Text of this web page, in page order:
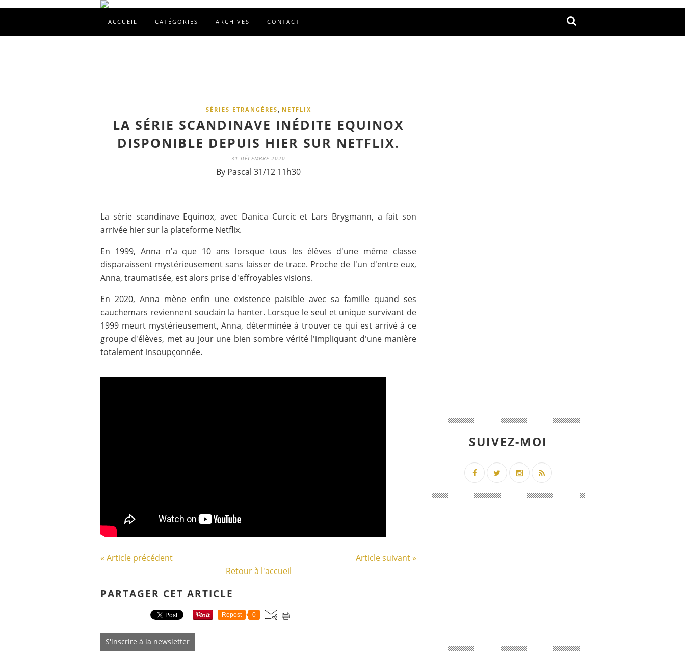
ACCUEIL CATÉGORIES ARCHIVES CONTACT
SÉRIES ETRANGÈRES , NETFLIX
LA SÉRIE SCANDINAVE INÉDITE EQUINOX
DISPONIBLE DEPUIS HIER SUR NETFLIX.
31 DÉCEMBRE 2020
By Pascal 31/12 11h30
La série scandinave Equinox, avec Danica Curcic et Lars Brygmann, a fait son
arrivée hier sur la plateforme Netflix.
En 1999, Anna n'a que 10 ans lorsque tous les élèves d'une même classe
disparaissent mystérieusement sans laisser de trace. Proche de l'un d'entre eux,
Anna, traumatisée, est alors prise d'effroyables visions.
En 2020, Anna mène enfin une existence paisible avec sa famille quand ses
cauchemars reviennent soudain la hanter. Lorsque le seul et unique survivant de
1999 meurt mystérieusement, Anna, déterminée à trouver ce qui est arrivé à ce
groupe d'élèves, met au jour une bien sombre vérité l'impliquant d'une manière
totalement insoupçonnée.
« Article précédent
Article suivant »
Retour à l'accueil
PARTAGER CET ARTICLE
Repost 0
S'inscrire à la newsletter
SUIVEZ-MOI